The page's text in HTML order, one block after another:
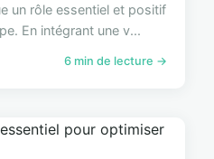
un rôle essentiel et positif
En intégrant une v...
6 min de lecture →